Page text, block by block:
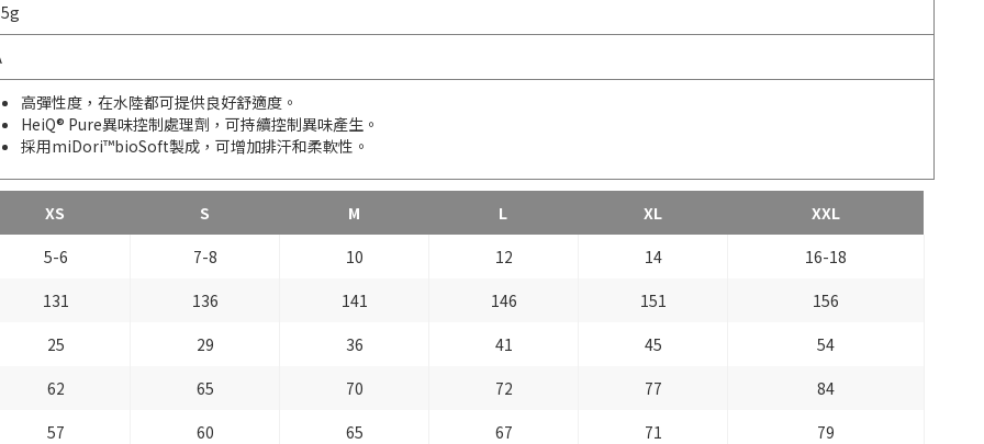
高彈性度，在水陸都可提供良好舒適度。
HeiQ® Pure異味控制處理劑，可持續控制異味產生。
採用miDori™bioSoft製成，可增加排汗和柔軟性。
XS S M L XL
XXL
5-6
7-8 10 12 14
16-18
131
136 141 146 151
156
25
29 36 41 45
54
62
65 70 72 77
84
57
60 65 67 71
79